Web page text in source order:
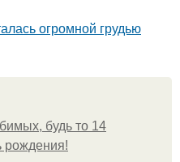
огромной грудью
будь то 14
рождения!